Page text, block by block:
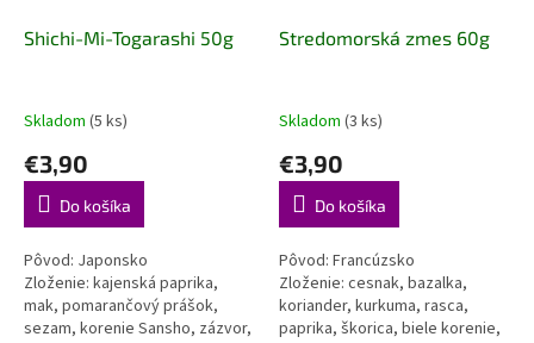
Shichi-Mi-Togarashi 50g
Skladom (5 ks)
€3,90
Do košíka
Pôvod: Japonsko
Zloženie: kajenská paprika,
mak, pomarančový prášok,
sezam, korenie Sansho, zázvor,
Stredomorská zmes 60g
Skladom (3 ks)
€3,90
Do košíka
Pôvod: Francúzsko
Zloženie: cesnak, bazalka,
koriander, kurkuma, rasca,
paprika, škorica, biele korenie,